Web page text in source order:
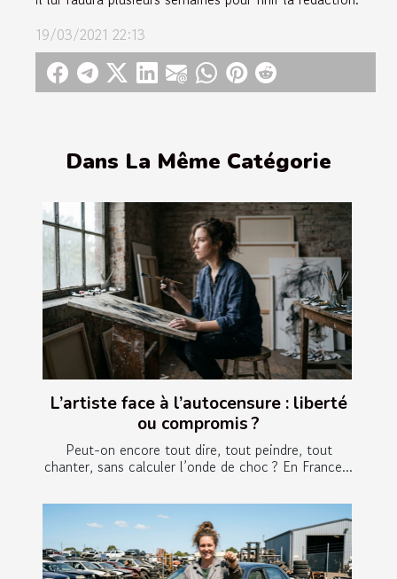
Dans La Même Catégorie
L’artiste face à l’autocensure : liberté
ou compromis ?
Peut-on encore tout dire, tout peindre, tout
chanter, sans calculer l’onde de choc ? En France...
19/03/2021 22:13